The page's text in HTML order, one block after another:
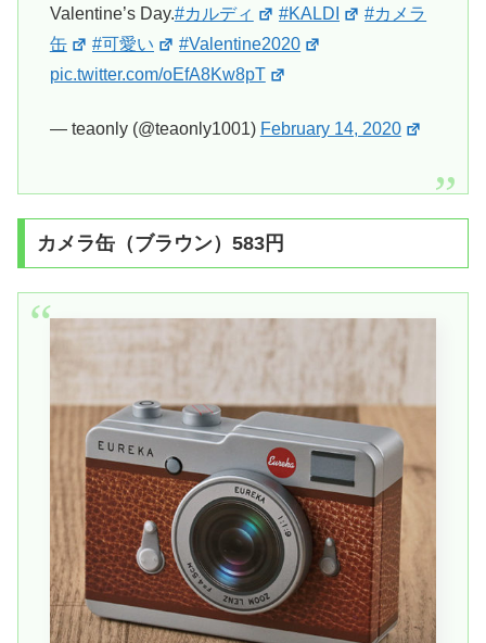
Valentine’s Day.#カルディ #KALDI
#カメラ
缶
#可愛い
#Valentine2020
pic.twitter.com/oEfA8Kw8pT
— teaonly (@teaonly1001) February 14, 2020
カメラ缶（ブラウン）583円